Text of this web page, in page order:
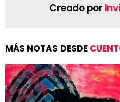
Creado por
MÁS NOTAS DESDE